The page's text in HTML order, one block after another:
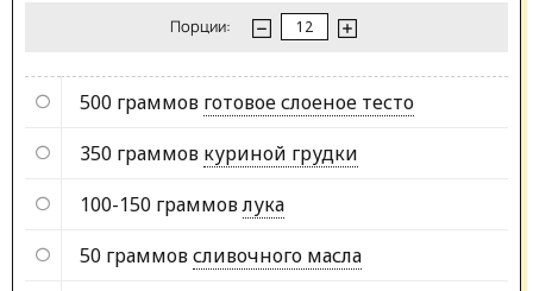
Порции:
500 граммов готовое слоеное тесто
350 граммов куриной грудки
100-150 граммовлука
50 граммовсливочного масла